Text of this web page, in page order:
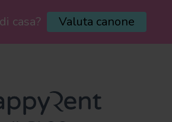
casa? Valuta canone